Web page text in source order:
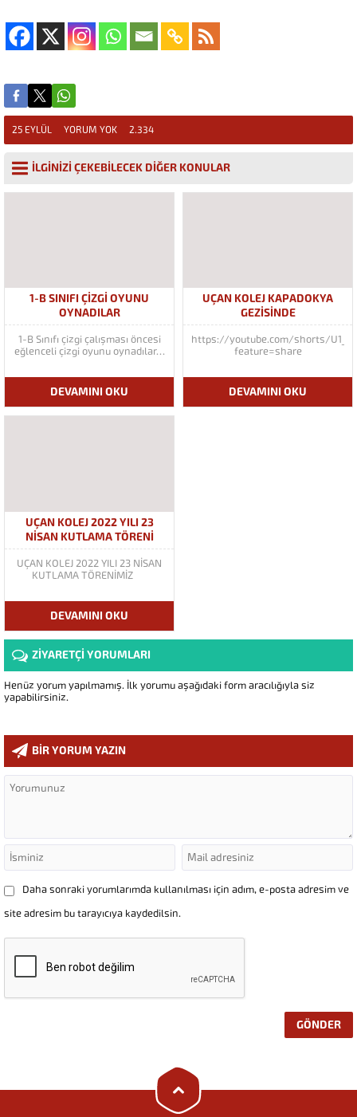
25 EYLÜL YORUM YOK 2.334
İLGİNİZİ ÇEKEBİLECEK DİĞER KONULAR
1-B SINIFI ÇIZGI OYUNU
OYNADILAR
1-B Sınıfı çizgi çalışması öncesi
eğlenceli çizgi oyunu oynadılar…
DEVAMINI OKU
UÇAN KOLEJ KAPADOKYA
GEZİSİNDE
https://youtube.com/shorts/
feature=share
DEVAMINI OKU
UÇAN KOLEJ 2022 YILI 23
NİSAN KUTLAMA TÖRENİ
UÇAN KOLEJ 2022 YILI 23 NİSAN
KUTLAMA TÖRENİMİZ
DEVAMINI OKU
ZİYARETÇİ YORUMLARI
Henüz yorum yapılmamış. İlk yorumu aşağıdaki form aracılığıyla siz
yapabilirsiniz.
BİR YORUM YAZIN
Daha sonraki yorumlarımda kullanılması için adım, e-posta adresim ve
site adresim bu tarayıcıya kaydedilsin.
Uçan Kolej
Cevap Yaz